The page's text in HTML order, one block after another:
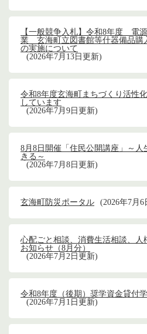
【一般競争入札】令和8年度 電
業 玄海町立図書館等什器備品購
の実施について
2026年7月13日更新
令和8年度玄海町まちづくり活性
しています
2026年7月9日更新
8月8日開催「住民公開講座」～
きる～
2026年7月8日更新
玄海町防災ポータル 2026年7月
心配ごと相談、消費生活相談、
お知らせ（8月分）
2026年7月2日更新
令和8年度（後期）奨学資金貸付
2026年7月1日更新